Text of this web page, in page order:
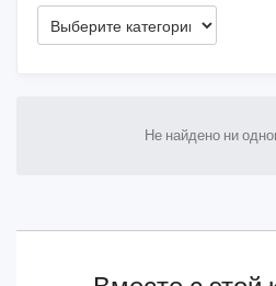
Не найдено ни